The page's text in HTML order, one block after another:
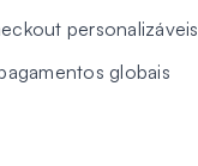
personalizáveis
globais